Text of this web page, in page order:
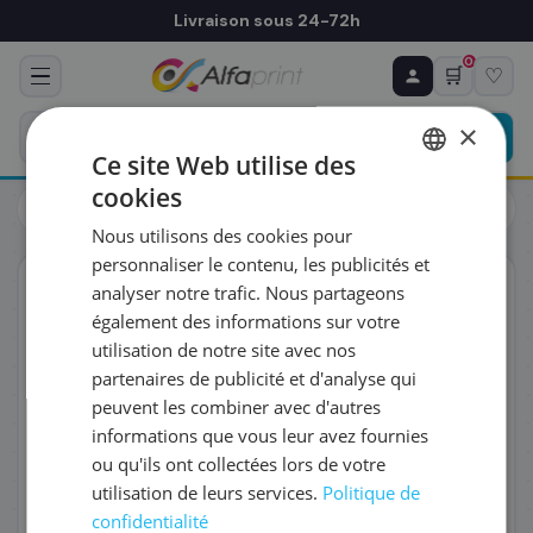
Livraison sous 24-72h
🛒
0
♡
Cartouches
Canon
ORIGINAL
♻ COMMANDE RÉCURRENTE
Prévoyez & économisez
Programmez votre prochain achat — notre équipe
vous prépare un devis personnalisé
RÉFÉRENCE DU PRODUIT
FRÉQUENCE
QUANTITÉ PAR LIVRAISON
DATE DE PREMIÈRE LIVRAISON SOUHAITÉE
×
Ce site Web utilise des
cookies
Nous utilisons des cookies pour
personnaliser le contenu, les publicités et
analyser notre trafic. Nous partageons
également des informations sur votre
utilisation de notre site avec nos
partenaires de publicité et d'analyse qui
peuvent les combiner avec d'autres
informations que vous leur avez fournies
ou qu'ils ont collectées lors de votre
utilisation de leurs services. Politique de
confidentialité